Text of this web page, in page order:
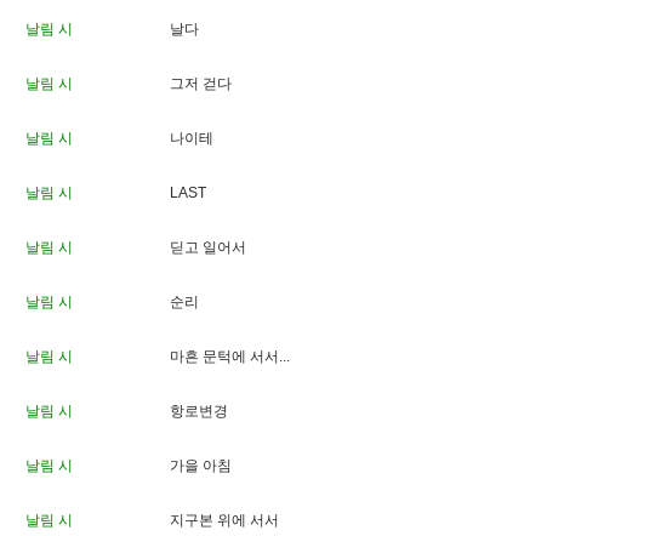
날림 시 날다
날림 시 그저 걷다
날림 시 나이 테
날림 시 LAST
날림 시 딛고 일 어서
날림 시 순리
날림 시 마흔 문턱에 서서 ...
날림 시 항로변 경
날림 시 가을 아침
날림 시 지 구본 위 에 서서